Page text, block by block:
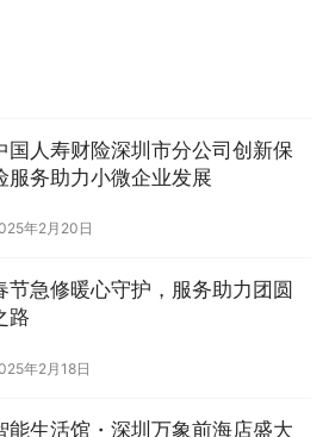
国人寿财险深圳市分公司创新保
服务助力小微企业发展
年2月20日
节急修暖心守护，服务助力团圆
路
年2月18日
能生活馆・深圳万象前海店盛大